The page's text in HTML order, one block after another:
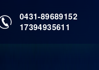
0431-89689152
17394935611